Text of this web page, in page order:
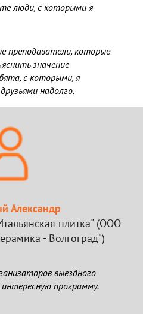
люди, с которыми я
преподаватели, которые
значение
с которыми, я
надолго.
Александр
плитка" (ООО
- Волгоград")
выездного
программу.